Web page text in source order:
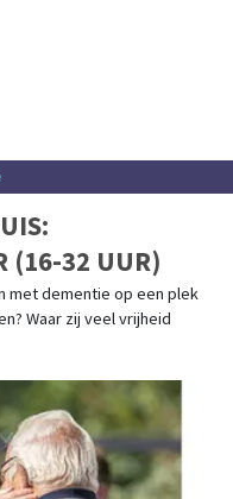
(16-32 UUR)
met dementie op een plek
Waar zij veel vrijheid